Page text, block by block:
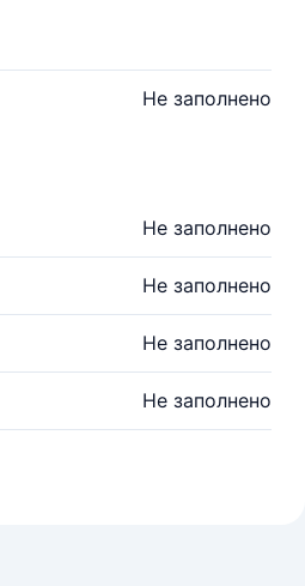
Не заполнено
Не заполнено
Не заполнено
Не заполнено
Не заполнено